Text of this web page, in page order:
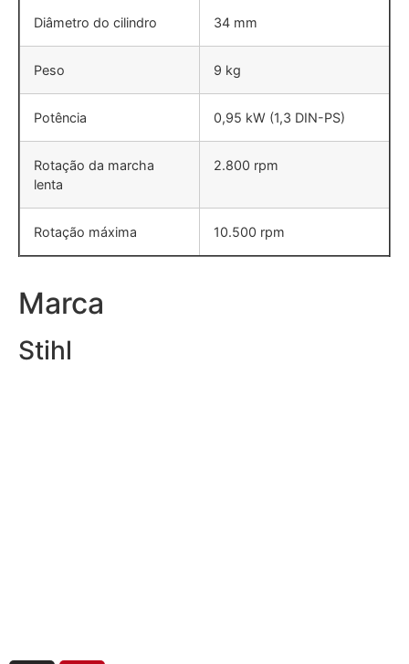
Diâmetro do cilindro 34 mm
Peso 9 kg
Potência 0,95 kW (1,3 DIN-PS)
Rotação da marcha
lenta
2.800 rpm
Rotação máxima 10.500 rpm
Marca
Stihl